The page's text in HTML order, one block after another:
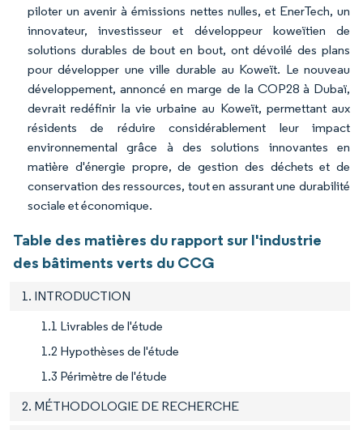
piloter un avenir à émissions nettes nulles, et EnerTech, un
innovateur, investisseur et développeur koweïtien de
solutions durables de bout en bout, ont dévoilé des plans
pour développer une ville durable au Koweït. Le nouveau
développement, annoncé en marge de la COP28 à Dubaï,
devrait redéfinir la vie urbaine au Koweït, permettant aux
résidents de réduire considérablement leur impact
environnemental grâce à des solutions innovantes en
matière d'énergie propre, de gestion des déchets et de
conservation des ressources, tout en assurant une durabilité
sociale et économique.
Table des matières du rapport sur l'industrie
des bâtiments verts du CCG
1. INTRODUCTION
1.1 Livrables de l'étude
1.2 Hypothèses de l'étude
1.3 Périmètre de l'étude
2. MÉTHODOLOGIE DE RECHERCHE